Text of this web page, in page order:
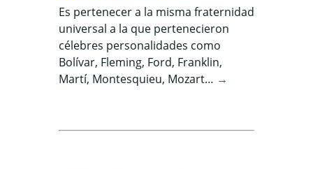
Es pertenecer a la misma fraternidad
universal a la que pertenecieron
célebres personalidades como
Bolívar, Fleming, Ford, Franklin,
Martí, Montesquieu, Mozart… →